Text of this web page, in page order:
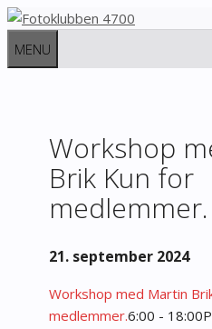
Hop
MENU
Workshop
Brik Kun for
medlemmer.
21. september 2024
Workshop med Martin
medlemmer.6:00 - 18:00